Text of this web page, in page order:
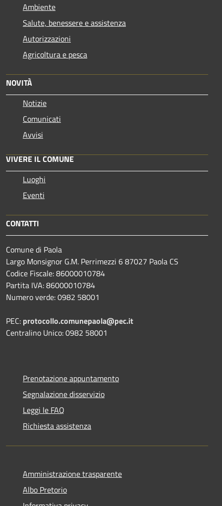
Ambiente
Salute, benessere e assistenza
Autorizzazioni
Agricoltura e pesca
NOVITÀ
Notizie
Comunicati
Avvisi
VIVERE IL COMUNE
Luoghi
Eventi
CONTATTI
Comune di Paola
Largo Monsignor G.M. Perrimezzi 6 87027 Paola CS
Codice Fiscale: 86000010784
Partita IVA: 86000010784
Numero verde: 0982 58001
PEC: protocollo.comunepaola@pec.it
Centralino Unico: 0982 58001
Prenotazione appuntamento
Segnalazione disservizio
Leggi le FAQ
Richiesta assistenza
Amministrazione trasparente
Albo Pretorio